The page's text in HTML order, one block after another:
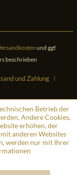
und ggf.
beschrieben
und Zahlung
Betrieb der
Andere Cookies,
erhöhen, der
anderen Websites
werden nur mit Ihrer